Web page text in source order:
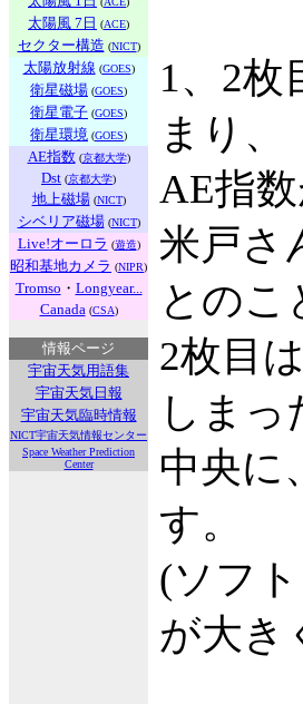
太陽風 7日 (ACE)
セクター構造 (NICT)
太陽放射線 (GOES)
衛星磁場 (GOES)
衛星電子 (GOES)
衛星環境 (GOES)
AE指数(京都大学)
Dst (京都大学)
地上磁場(NICT)
シベリア磁場(NICT)
Live!オーロラ (遊造)
昭和基地カメラ (NIPR)
Tromso ・ Longyear...
Canada (CSA)
情報ページ
宇宙天気用語集
宇宙天気日報
宇宙天気臨時情報
NICT宇宙天気情報センター
Space Weather Prediction
Center
1、2枚
まり、
AE指
米戸さ
とのこ
2枚目
しま
中央に
す。
(ソフ
が大き